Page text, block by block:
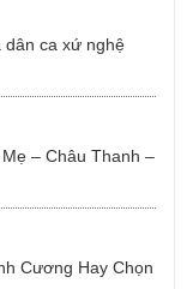
dân ca xứ nghệ
– Châu Thanh –
Cương Hay Chọn